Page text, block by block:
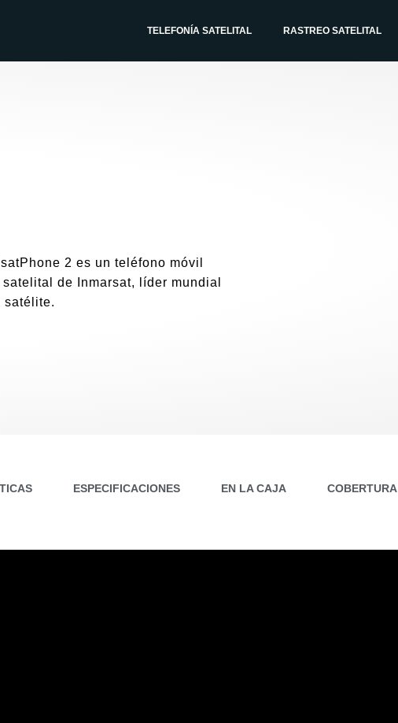
TELEFONÍA SATELITAL RASTREO SATELITAL
2 es un teléfono móvil
de Inmarsat, líder mundial
satélite.
ESPECIFICACIONES EN LA CAJA COBERTURA